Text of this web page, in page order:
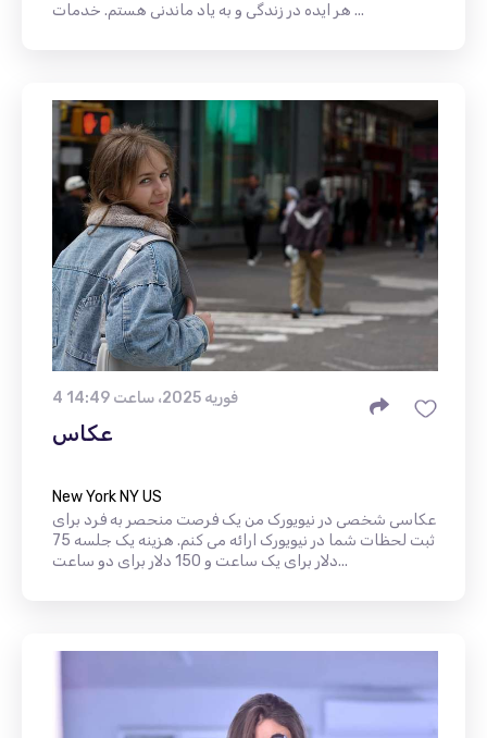
هر ایده در زندگی و به یاد ماندنی هستم. خدمات ...
4 فوریه 2025، ساعت 14:49
عکاس
New York NY US
عکاسی شخصی در نیویورک من یک فرصت منحصر به فرد برای
ثبت لحظات شما در نیویورک ارائه می کنم. هزینه یک جلسه 75
دلار برای یک ساعت و 150 دلار برای دو ساعت...